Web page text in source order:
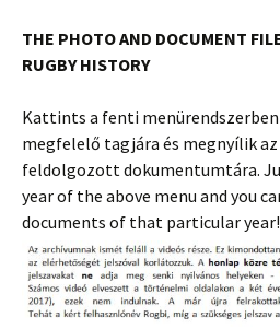
THE PHOTO AND DOCUMENT
RUGBY HISTORY
Kattints a fenti
megfelelő tagjára és megnyílik
feldolgozott dokumentumtára.
year of the above menu and you
documents of that particular year!